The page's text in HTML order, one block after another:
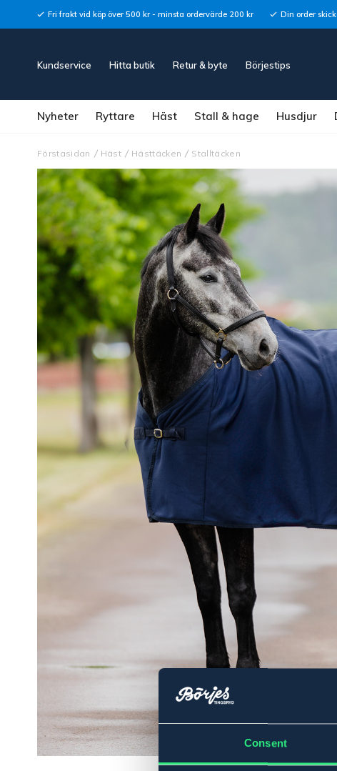
Consent
Fri frakt vid köp över 500 kr - minsta ordervärde 200 kr Din order
Kundservice Hitta butik Retur & byte Börjestips
Nyheter Ryttare Häst Stall & hage Husdjur
Förstasidan Häst Hästtäcken Stalltäcken